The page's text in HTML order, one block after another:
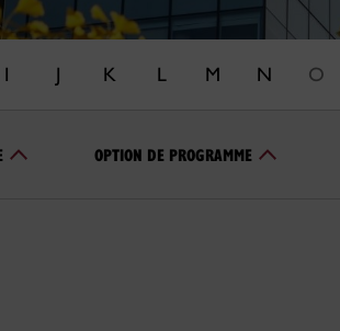
I J K L M N O
OPTION DE PROGRAMME